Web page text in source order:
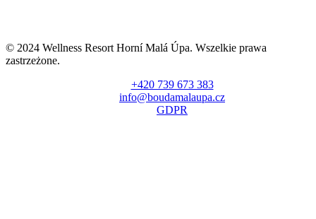
© 2024 Wellness Resort Horní Malá Úpa. Wszelkie prawa
zastrzeżone.
+420 739 673 383
info@boudamalaupa.cz
GDPR